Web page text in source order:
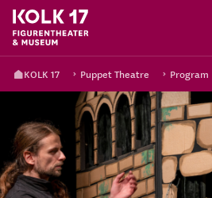
KOLK 17 Puppet Theatre Program